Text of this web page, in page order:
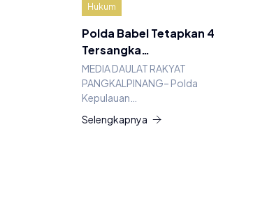
Hukum
Polda Babel Tetapkan 4
Tersangka…
MEDIA DAULAT RAKYAT
PANGKALPINANG– Polda
Kepulauan…
Selengkapnya